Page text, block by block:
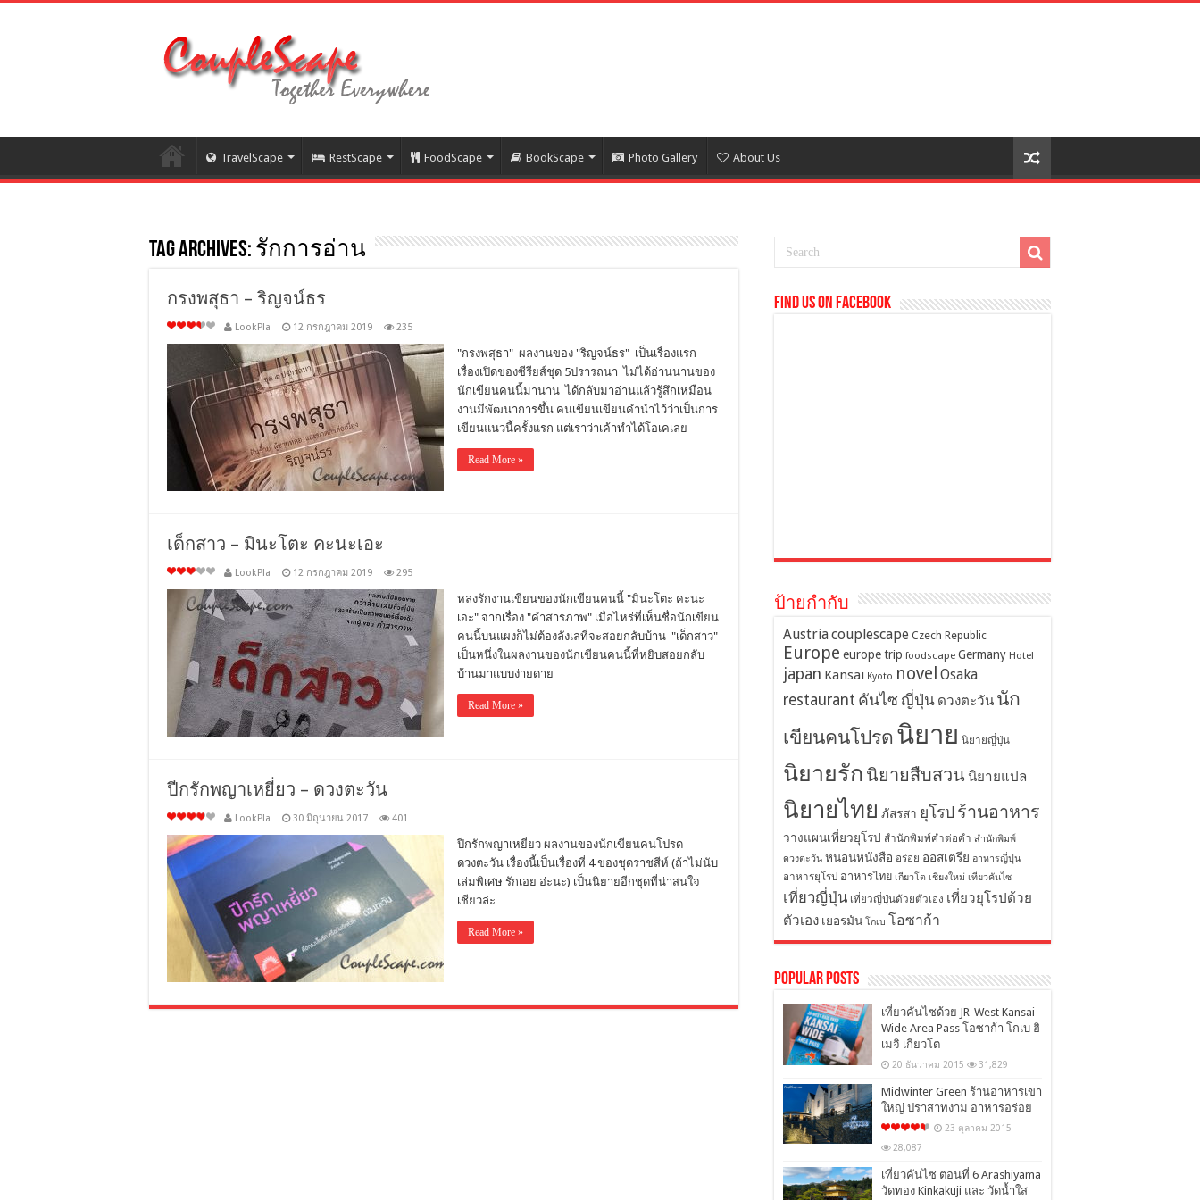
TravelScape RestScape FoodScape BookScape Photo Gallery About Us
Tag Archives: รักการอ่าน
กรงพสุธา – ริญจน์ธร
LookPla 12 กรกฎาคม 2019 235
"กรงพสุธา" ผลงานของ "ริญจน์ธร" เป็นเรื่องแรก
เรื่องเปิดของซีรียส์ชุด 5ปรารถนา ไม่ได้อ่านนานของ
นักเขียนคนนี้มานาน ได้กลับมาอ่านแล้วรู้สึกเหมือน
งานมีพัฒนาการขึ้น คนเขียนเขียนคำนำไว้ว่าเป็นการ
เขียนแนวนี้ครั้งแรก แต่เราว่าเค้าทำได้โอเคเลย
Read More »
เด็กสาว – มินะโตะ คะนะเอะ
LookPla 12 กรกฎาคม 2019 295
หลงรักงานเขียนของนักเขียนคนนี้ "มินะโตะ คะนะ
เอะ" จากเรื่อง "คำสารภาพ" เมื่อไหร่ที่เห็นชื่อนักเขียน
คนนี้บนแผงก็ไม่ต้องลังเลที่จะสอยกลับบ้าน "เด็กสาว"
เป็นหนึ่งในผลงานของนักเขียนคนนี้ที่หยิบสอยกลับ
บ้านมาแบบง่ายดาย
Read More »
ปีกรักพญาเหยี่ยว – ดวงตะวัน
LookPla 30 มิถุนายน 2017 401
ปีกรักพญาเหยี่ยว ผลงานของนักเขียนคนโปรด
ดวงตะวัน เรื่องนี้เป็นเรื่องที่ 4 ของชุดราชสีห์ (ถ้าไม่นับ
เล่มพิเศษ รักเอย อ่ะนะ) เป็นนิยายอีกชุดที่น่าสนใจ
เชียวล่ะ
Read More »
Find us on Facebook
ป้ายกำกับ
Austriacouplescape Czech Republic
Europe europe trip foodscape Germany Hotel
japan Kansai Kyoto novel Osaka
restaurant คันไซ ญี่ปุ่น ดวงตะวัน นัก
เขียนคนโปรด นิยาย นิยายญี่ปุ่น
นิยายรัก นิยายสืบสวน นิยายแปล
นิยายไทย ภัสรสา ยุโรป ร้านอาหาร
วางแผนเที่ยวยุโรป สำนักพิมพ์คำต่อคำ สำนักพิมพ์
ดวงตะวัน หนอนหนังสือ อร่อย ออสเตรีย อาหารญี่ปุ่น
อาหารยุโรป อาหารไทย เกียวโต เชียงใหม่ เที่ยวคันไซ
เที่ยวญี่ปุ่น เที่ยวญี่ปุ่นด้วยตัวเอง เที่ยวยุโรปด้วย
ตัวเอง เยอรมัน โกเบ โอซาก้า
Popular Posts
เที่ยวคันไซด้วย JR-West Kansai
Wide Area Pass โอซาก้า โกเบ ฮิ
เมจิ เกียวโต
20 ธันวาคม 2015 31,829
Midwinter Green ร้านอาหารเขา
ใหญ่ ปราสาทงาม อาหารอร่อย
23 ตุลาคม 2015
28,087
เที่ยวคันไซ ตอนที่ 6 Arashiyama
วัดทอง Kinkakuji และ วัดน้ำใส